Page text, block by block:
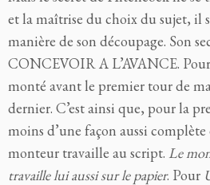
et la maîtrise du choix du sujet, il
manière de son découpage. Son
CONCEVOIR A L’AVANCE.
monté avant le premier tour de
dernier. C’est ainsi que, pour la
moins d’une façon aussi
monteur travaille au script. Le
travaille lui aussi sur le papier. Pour